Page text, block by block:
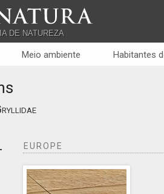
DE NATUREZA
Meio ambiente Habitantes
EUROPE